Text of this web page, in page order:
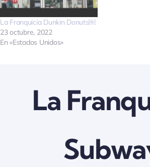
La Franquicia Dunkin Donuts￼
23 octubre, 2022
En «Estados Unidos»
La